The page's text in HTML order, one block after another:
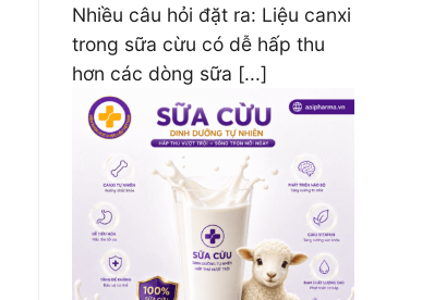
Nhiều câu hỏi đặt ra: Liệu canxi
trong sữa cừu có dễ hấp thu
hơn các dòng sữa [...]